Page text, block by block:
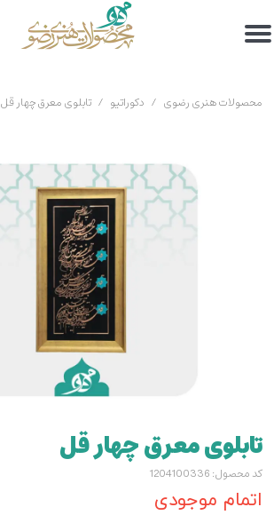
محصولات هنری رضوی دکوراتیو تابلوی معرق چهار قل
تابلوی معرق چهار قل
کد محصول: 1204100336
اتمام موجودی